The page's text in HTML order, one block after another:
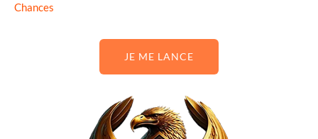
Chances
JE ME LANCE